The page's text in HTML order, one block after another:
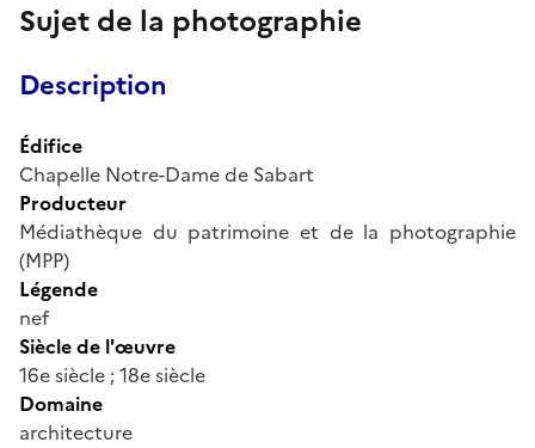
Sujet de la photographie
Description
Édifice
Chapelle Notre-Dame de Sabart
Producteur
Médiathèque du patrimoine et de la photographie
(MPP)
Légende
nef
Siècle de l'œuvre
16e siècle ; 18e siècle
Domaine
architecture